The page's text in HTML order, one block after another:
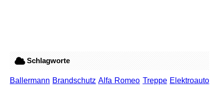
Schlagworte
Ballermann Brandschutz Alfa Romeo Treppe Elektroauto